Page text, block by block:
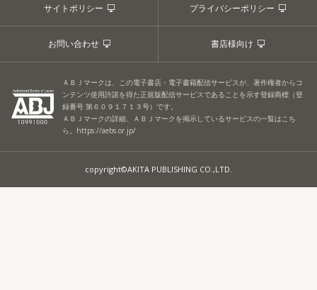
サイトポリシー プライバシーポリシー
お問い合わせ 書店様向け
ＡＢＪマークは、この電子書店・電子書籍配信サービスが、著作権者からコ
ンテンツ使用許諾を得た正規版配信サービスであることを示す登録商標（登
録番号 第６０９１７１３号）です。
ＡＢＪマークの詳細、ＡＢＪマークを掲示しているサービスの一覧はこち
ら。 https://aebs.or.jp/
copyright©AKITA PUBLISHING CO.,LTD.